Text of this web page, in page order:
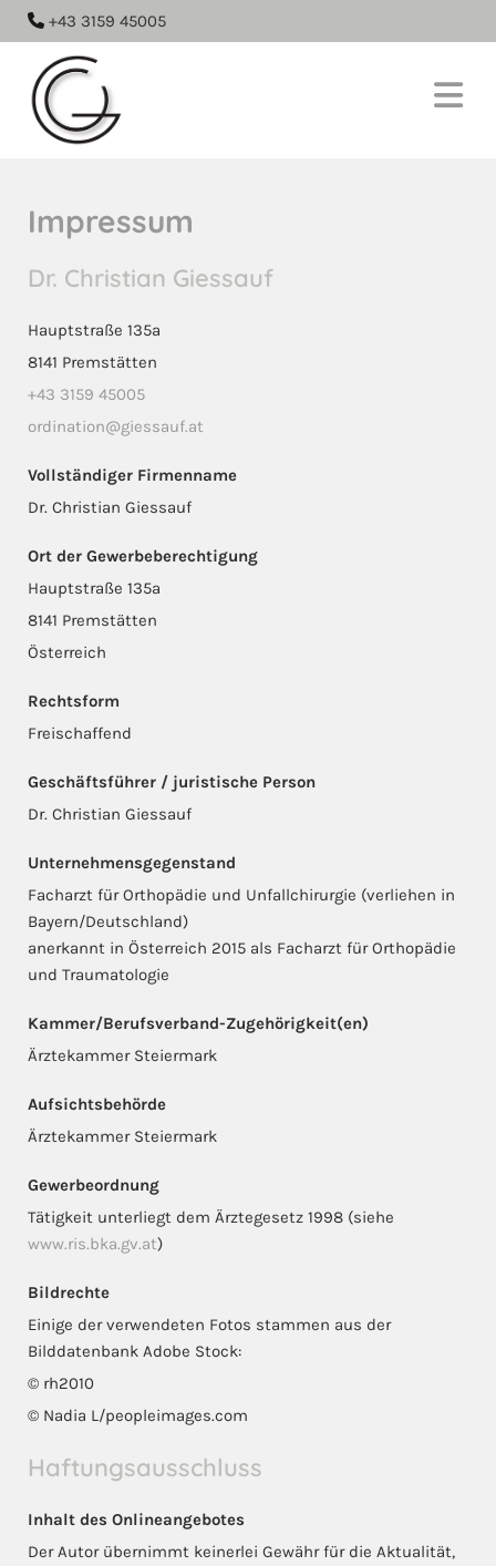
 +43 3159 45005
Impressum
Dr. Christian Giessauf
Hauptstraße 135a
8141 Premstätten
+43 3159 45005
ordination@giessauf.at
Vollständiger Firmenname
Dr. Christian Giessauf
Ort der Gewerbeberechtigung
Hauptstraße 135a
8141 Premstätten
Österreich
Rechtsform
Freischaffend
Geschäftsführer / juristische Person
Dr. Christian Giessauf
Unternehmensgegenstand
Facharzt für Orthopädie und Unfallchirurgie (verliehen in
Bayern/Deutschland)
anerkannt in Österreich 2015 als Facharzt für Orthopädie
und Traumatologie
Kammer/Berufsverband-Zugehörigkeit(en)
Ärztekammer Steiermark
Aufsichtsbehörde
Ärztekammer Steiermark
Gewerbeordnung
Tätigkeit unterliegt dem Ärztegesetz 1998 (siehe
www.ris.bka.gv.at)
Bildrechte
Einige der verwendeten Fotos stammen aus der
Bilddatenbank Adobe Stock:
© rh2010
© Nadia L/peopleimages.com
Haftungsausschluss
Inhalt des Onlineangebotes
Der Autor übernimmt keinerlei Gewähr für die Aktualität,